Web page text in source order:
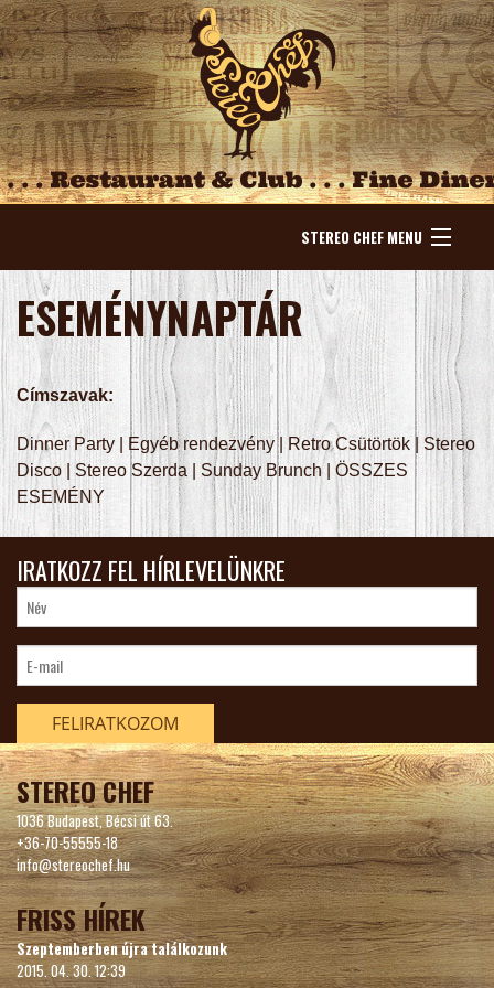
STEREO CHEF MENU
NYITÓLAP
HÍREK
ESEMÉNYEK
KÍNÁLAT
GALÉRIA
ASZTALFOGLALÁS
VENDÉGKÖNYV
KAPCSOLAT
ESEMÉNYNAPTÁR
Címszavak:
Dinner Party Egyéb rendezvény|Retro Csütörtök |Stereo
Disco|Stereo Szerda Sunday Brunch| ÖSSZES
ESEMÉNY
IRATKOZZ FEL HÍRLEVELÜNKRE
FELIRATKOZOM
STEREO CHEF
1036 Budapest, Bécsi út 63.
+36-70-55555-18
info@stereochef.hu
FRISS HÍREK
Szeptemberben újra találkozunk
2015. 04. 30. 12:39